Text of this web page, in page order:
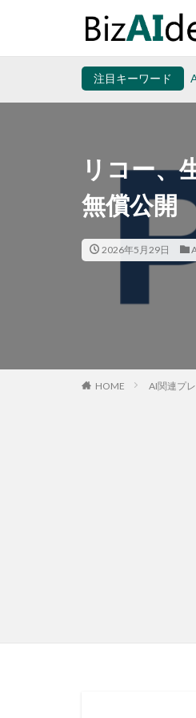
注目キーワード
リコー、
無償公開
2026年5月29日
HOME AI関連プ